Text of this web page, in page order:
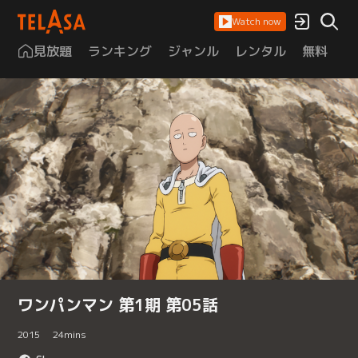
Watch now
見放題 ランキング ジャンル レンタル 無料
ワンパンマン 第1期 第05話
2015 24mins